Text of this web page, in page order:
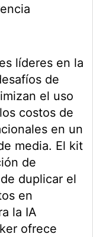
líderes en la
de
el uso
costos de
en un
media. El kit
de
duplicar el
en
la IA
ofrece